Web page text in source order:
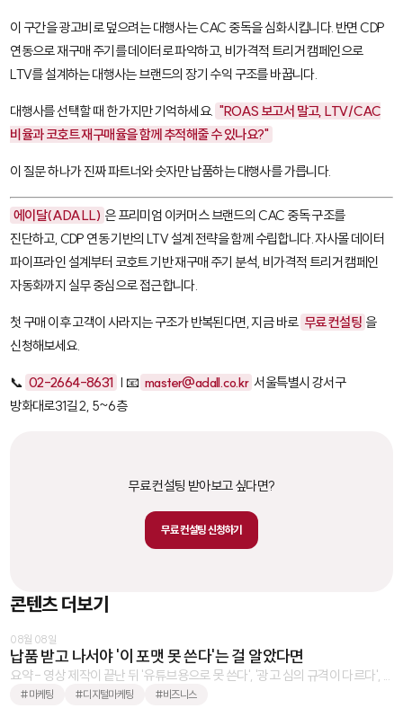
이 구간을 광고비로 덮으려는 대행사는 CAC 중독을 심화시킵니다. 반면 CDP
연동으로 재구매 주기를 데이터로 파악하고, 비가격적 트리거 캠페인으로
LTV를 설계하는 대행사는 브랜드의 장기 수익 구조를 바꿉니다.
대행사를 선택할 때 한 가지만 기억하세요. "ROAS 보고서 말고, LTV/CAC
비율과 코호트 재구매율을 함께 추적해줄 수 있나요?"
이 질문 하나가 진짜 파트너와 숫자만 납품하는 대행사를 가릅니다.
에이달(ADALL) 은 프리미엄 이커머스 브랜드의 CAC 중독 구조를
진단하고, CDP 연동 기반의 LTV 설계 전략을 함께 수립합니다. 자사몰 데이터
파이프라인 설계부터 코호트 기반 재구매 주기 분석, 비가격적 트리거 캠페인
자동화까지 실무 중심으로 접근합니다.
첫 구매 이후 고객이 사라지는 구조가 반복된다면, 지금 바로 무료 컨설팅 을
신청해보세요.
📞 02-2664-8631 | 📧 master@adall.co.kr 서울특별시 강서구
방화대로31길 2, 5~6층
무료 컨설팅 받아보고 싶다면?
무료 컨설팅 신청하기
콘텐츠 더보기
08월 08일
납품 받고 나서야 '이 포맷 못 쓴다'는 걸 알았다면
요약 - 영상 제작이 끝난 뒤 '유튜브용으로 못 쓴다', '광고 심의 규격이 다르다', ...
#마케팅 #디지털마케팅 #비즈니스